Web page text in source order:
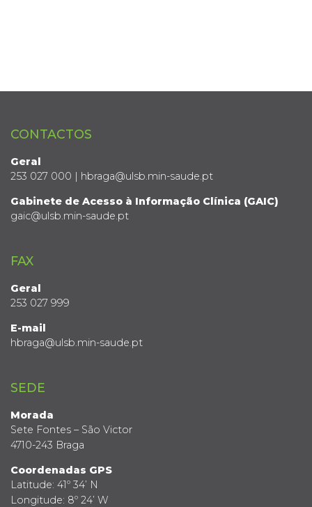
CONTACTOS
Geral
253 027 000 | hbraga@ulsb.min-saude.pt
Gabinete de Acesso à Informação Clínica (GAIC)
gaic@ulsb.min-saude.pt
FAX
Geral
253 027 999
E-mail
hbraga@ulsb.min-saude.pt
SEDE
Morada
Sete Fontes – São Victor
4710-243 Braga
Coordenadas GPS
Latitude: 41º 34’ N
Longitude: 8º 24’ W